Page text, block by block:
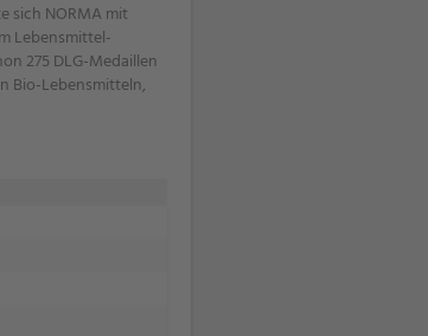
sich NORMA mit
Lebensmittel-
275 DLG-Medaillen
Bio-Lebensmitteln,